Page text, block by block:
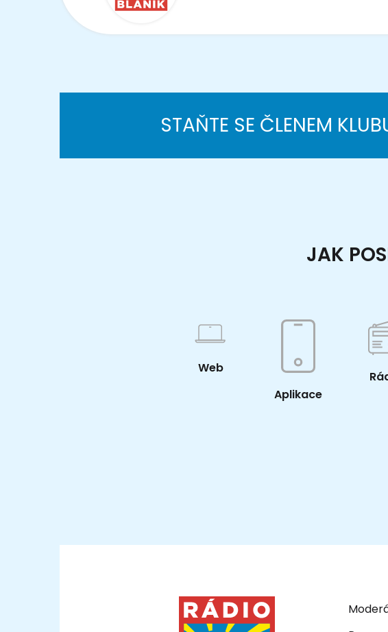
STAŇTE SE ČLENEM
JAK
Web
Aplikace